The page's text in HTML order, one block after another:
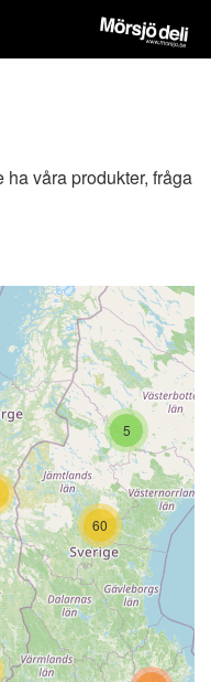
våra produkter, fråga
5
60